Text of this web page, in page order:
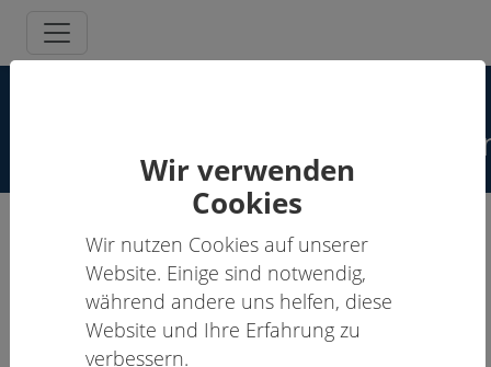
Wir verwenden
Cookies
Wir nutzen Cookies auf unserer
Website. Einige sind notwendig,
während andere uns helfen, diese
Website und Ihre Erfahrung zu
verbessern.
Tobias Fehlinger, Dr.
Schmerzpsychotherapeut:in
Anschrift